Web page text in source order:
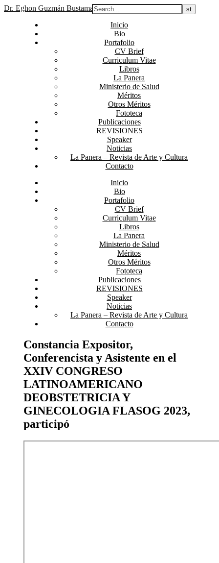
Dr. Eghon Guzmán Bustamante
Inicio
Bio
Portafolio
CV Brief
Curriculum Vitae
Libros
La Panera
Ministerio de Salud
Méritos
Otros Méritos
Fototeca
Publicaciones
REVISIONES
Speaker
Noticias
La Panera – Revista de Arte y Cultura
Contacto
Inicio
Bio
Portafolio
CV Brief
Curriculum Vitae
Libros
La Panera
Ministerio de Salud
Méritos
Otros Méritos
Fototeca
Publicaciones
REVISIONES
Speaker
Noticias
La Panera – Revista de Arte y Cultura
Contacto
Constancia Expositor,
Conferencista y Asistente en el
XXIV CONGRESO
LATINOAMERICANO
DEOBSTETRICIA Y
GINECOLOGIA FLASOG 2023,
participó